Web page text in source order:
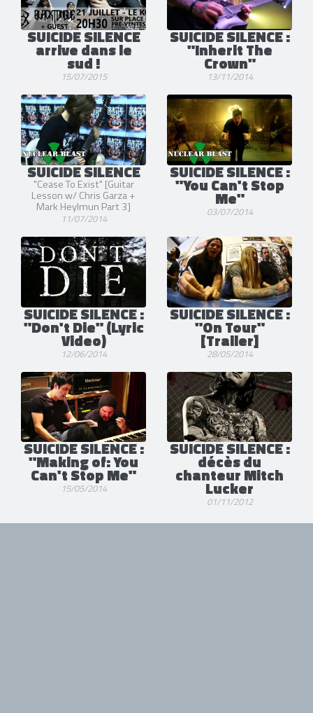
SUICIDE SILENCE
arrive dans le
sud !
15/07/2015
SUICIDE SILENCE :
"Inherit The
Crown"
13/11/2014
SUICIDE SILENCE
"Cease To Exist" [Guitar
Lesson w/ Chris Garza +
Mark Heylmun Part 3]
11/07/2014
SUICIDE SILENCE :
"You Can't Stop
Me"
03/07/2014
SUICIDE SILENCE :
"Don't Die" (Lyric
Video)
12/06/2014
SUICIDE SILENCE :
"On Tour"
[Trailer]
28/05/2014
SUICIDE SILENCE :
"Making of: You
Can't Stop Me"
15/05/2014
SUICIDE SILENCE :
décès du
chanteur Mitch
Lucker
01/11/2012